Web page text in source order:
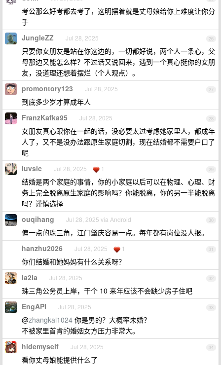
考公那么好考都去考了，这明摆着就是丈母娘给你上难度让你分
手
26
JungleZZ Jul 28, 2025
只要你女朋友是站在你这边的，一切都好说，两个人一条心，父
母那边又能怎么样？不过话又说回来，遇到一个真心挺你的女朋
友，没道理还想着摆烂（个人观点）。
27
promontory123 Jul 28, 2025
到底多少岁才算成年人
28
FranzKafka95 Jul 28, 2025
女朋友真心跟你在一起的话，没必要太过考虑她家里人，都成年
人了，又不是没办法跟原生家庭切割，现在结婚都不需要户口了
呢
29
luvsic Jul 28, 2025 1
结婚是两个家庭的事情，你的小家庭以后可以在物理、心理、财
务上完全脱离原生家庭的影响吗？你能脱离，你的另一半能脱离
吗？谨慎选择
30
ouqihang Jul 28, 2025 via Android
偏一点的珠三角，江门肇庆容易一点。每年都有岗位没人报。
31
hanzhu2026 Jul 28, 2025 1
你们结婚和她妈妈有什么关系呀？
32
la2la Jul 28, 2025
珠三角公务员上岸，干个 10 来年应该不会缺少房子住吧
33
EngAPI Jul 28, 2025
@zhangkai1024 你是男的？大概率未婚？
不被家里首肯的婚姻女方压力非常大。
34
hidemyself Jul 28, 2025
看你丈母娘能提供什么了